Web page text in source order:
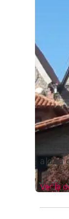
aldea
Ver la